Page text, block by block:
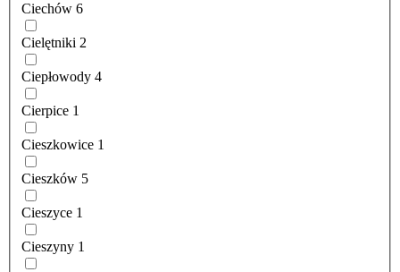
Ciechów 6
Cielętniki 2
Ciepłowody 4
Cierpice 1
Cieszkowice 1
Cieszków 5
Cieszyce 1
Cieszyny 1